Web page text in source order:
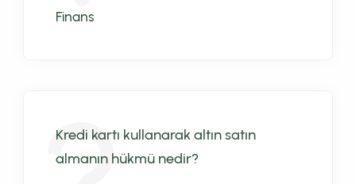
Finans
Kredi kartı kullanarak altın satın
almanın hükmü nedir?